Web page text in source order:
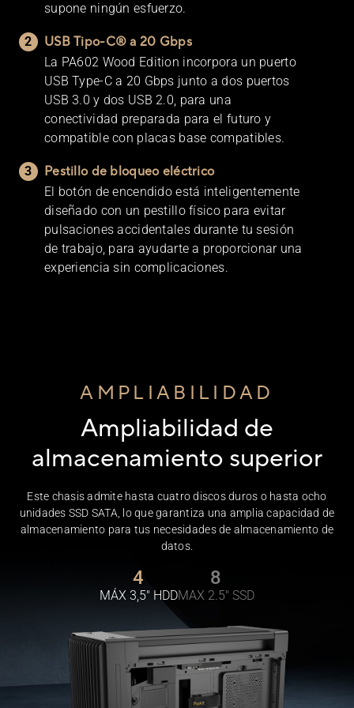
supone ningún esfuerzo.
USB Tipo-C® a 20 Gbps
La PA602 Wood Edition incorpora un puerto
USB Type-C a 20 Gbps junto a dos puertos
USB 3.0 y dos USB 2.0, para una
conectividad preparada para el futuro y
compatible con placas base compatibles.
Pestillo de bloqueo eléctrico
El botón de encendido está inteligentemente
diseñado con un pestillo físico para evitar
pulsaciones accidentales durante tu sesión
de trabajo, para ayudarte a proporcionar una
experiencia sin complicaciones.
AMPLIABILIDAD
Ampliabilidad de
almacenamiento superior
Este chasis admite hasta cuatro discos duros o hasta ocho
unidades SSD SATA, lo que garantiza una amplia capacidad de
almacenamiento para tus necesidades de almacenamiento de
datos.
4
MÁX 3,5" HDD
8
MAX 2.5" SSD
La carcasa ProArt PA602 admite discos duros y SSD